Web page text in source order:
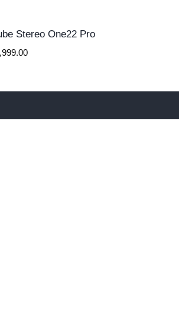
Stereo One22 Pro